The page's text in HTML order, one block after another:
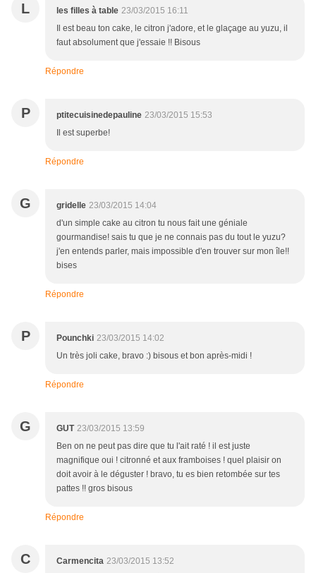
L les filles à table 23/03/2015 16:11
Il est beau ton cake, le citron j'adore, et le glaçage au yuzu, il
faut absolument que j'essaie !! Bisous
Répondre
P ptitecuisinedepauline 23/03/2015 15:53
Il est superbe!
Répondre
G gridelle 23/03/2015 14:04
d'un simple cake au citron tu nous fait une géniale
gourmandise! sais tu que je ne connais pas du tout le yuzu?
j'en entends parler, mais impossible d'en trouver sur mon île!!
bises
Répondre
P Pounchki 23/03/2015 14:02
Un très joli cake, bravo :) bisous et bon après-midi !
Répondre
G GUT 23/03/2015 13:59
Ben on ne peut pas dire que tu l'ait raté ! il est juste
magnifique oui ! citronné et aux framboises ! quel plaisir on
doit avoir à le déguster ! bravo, tu es bien retombée sur tes
pattes !! gros bisous
Répondre
C Carmencita 23/03/2015 13:52